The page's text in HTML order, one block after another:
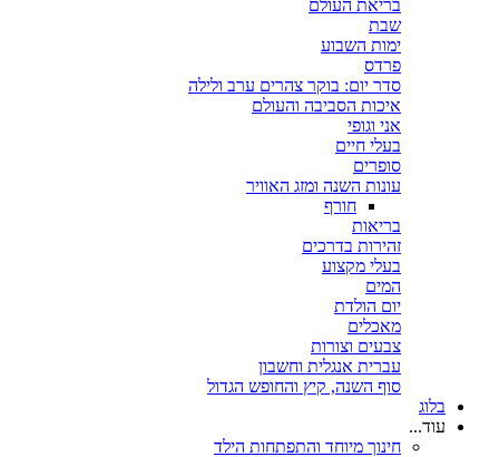
בריאת העולם
שבת
ימות השבוע
פרדס
סדר יום: בוקר צהרים ערב ולילה
איכות הסביבה והעולם
אני וגופי
בעלי חיים
סופרים
עונות השנה ומזג האוויר
חורף
בריאות
זהירות בדרכים
בעלי מקצוע
המים
יום הולדת
מאכלים
צבעים וצורות
עברית אנגלית וחשבון
סוף השנה, קיץ והחופש הגדול
בלוג
עוד...
חינוך מיוחד והתפתחות הילד